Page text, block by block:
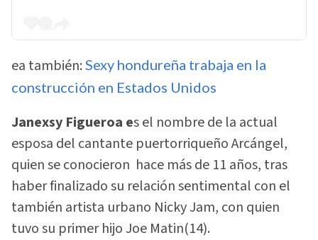
ea también: Sexy hondureña trabaja en la
construcción en Estados Unidos
Janexsy Figueroa es el nombre de la actual
esposa del cantante puertorriqueño Arcángel,
quien se conocieron hace más de 11 años, tras
haber finalizado su relación sentimental con el
también artista urbano Nicky Jam, con quien
tuvo su primer hijo Joe Matin(14).